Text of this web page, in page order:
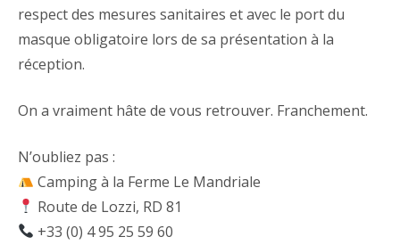
respect des mesures sanitaires et avec le port du
masque obligatoire lors de sa présentation à la
réception.
On a vraiment hâte de vous retrouver. Franchement.
N’oubliez pas :
Camping à la Ferme Le Mandriale
Route de Lozzi, RD 81
+33 (0) 4 95 25 59 60